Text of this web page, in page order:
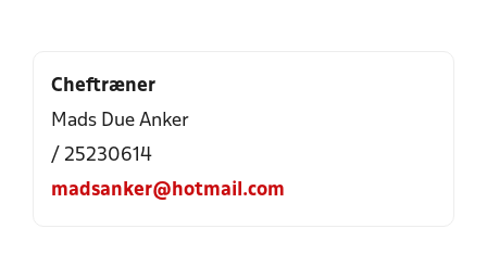
Cheftræner
Mads Due Anker
/ 25230614
madsanker@hotmail.com